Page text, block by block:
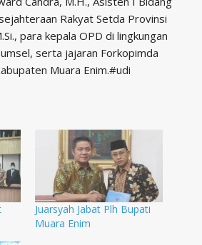
Rakyat Setda Provinsi
para kepala OPD di lingkungan
serta jajaran Forkopimda
Muara Enim.#udi
Juarsyah Jabat Plh Bupati
Muara Enim